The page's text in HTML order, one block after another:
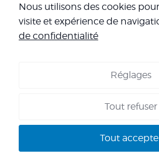
Contactez-
Copyright 2026 - Corpo’Events
SIRET : 484 434 477 00036 - TVA :
HISCOX HA RCP0278466 - CNIL :
IM 013100060
Nous utilisons des cookies
visite et expérience de
de confidentialité
Réglages
Tout refuser
Tout